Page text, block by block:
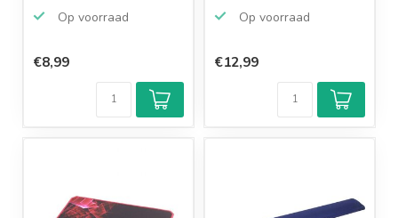
Op voorraad
€8,99
Op voorraad
€12,99